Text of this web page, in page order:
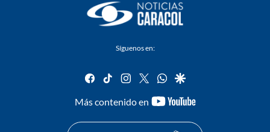
Síguenos en:
facebook
tiktok instagram
twitterwhatsapp
google
Más contenido en
youtube-